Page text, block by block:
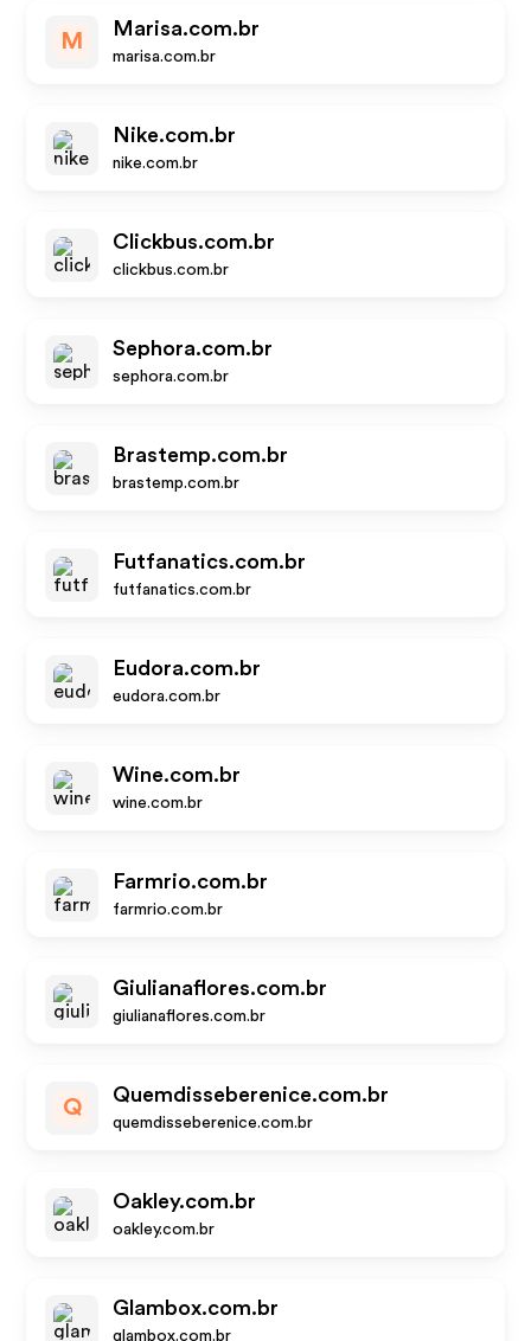
M
Marisa.com.br
marisa.com.br
Nike.com.br
nike.com.br
Clickbus.com.br
clickbus.com.br
Sephora.com.br
sephora.com.br
Brastemp.com.br
brastemp.com.br
Futfanatics.com.br
futfanatics.com.br
Eudora.com.br
eudora.com.br
Wine.com.br
wine.com.br
Farmrio.com.br
farmrio.com.br
Giulianaflores.com.br
giulianaflores.com.br
Q
Quemdisseberenice.com.br
quemdisseberenice.com.br
Oakley.com.br
oakley.com.br
Glambox.com.br
glambox.com.br